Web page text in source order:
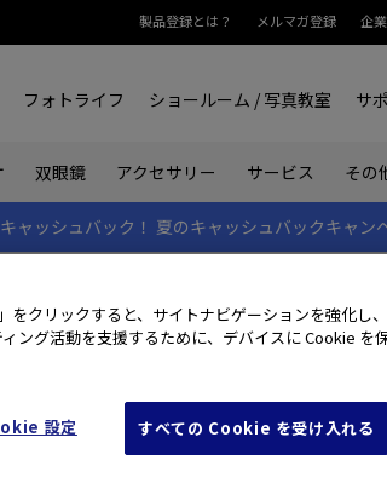
製品登録とは？ メルマガ登録 企
フォトライフ ショールーム / 写真教室 サ
双眼鏡 アクセサリー サービス その
ャッシュバック！ 夏のキャッシュバックキャン
初めてご
をクリックすると、サイトナビゲーションを強化し
ング活動を支援するために、デバイスに Cookie を
設定 すべての Cookie を受け入れる